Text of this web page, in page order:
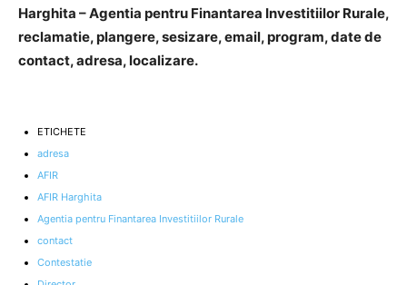
Harghita – Agentia pentru Finantarea Investitiilor Rurale,
reclamatie, plangere, sesizare, email, program, date de
contact, adresa, localizare.
ETICHETE
adresa
AFIR
AFIR Harghita
Agentia pentru Finantarea Investitiilor Rurale
contact
Contestatie